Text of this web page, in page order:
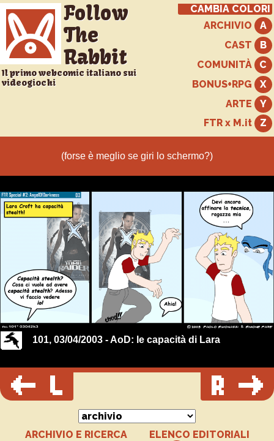
Follow
The
Rabbit
Il primo webcomic italiano sui
videogiochi
CAMBIA COLORI
ARCHIVIO
CAST
COMUNITÀ
BONUS+RPG
ARTE
FTR x M.it
101, 03/04/2003 - AoD: le capacità di Lara
ARCHIVIO E RICERCA
ELENCO EDITORIALI